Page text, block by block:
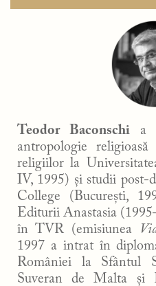
Teodor Baconschia
antropologie
religiilor la
IV, 1995) și studii post-
College (București,
Editurii Anastasia
în TVR (emisiunea
1997 a intrat în
României la Sfântul
Suveran de Malta și